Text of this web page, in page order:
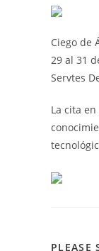
Ciego de
29 al 31
Servtes
La cita
PLEASE